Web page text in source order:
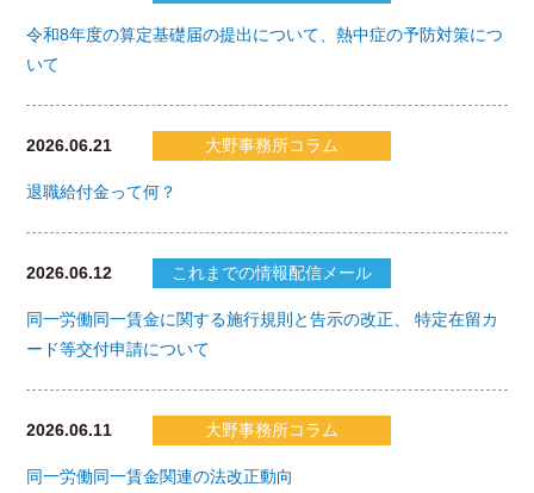
令和8年度の算定基礎届の提出について、熱中症の予防対策につ
いて
2026.06.21 大野事務所コラム
退職給付金って何？
2026.06.12 これまでの情報配信メール
同一労働同一賃金に関する施行規則と告示の改正、 特定在留カ
ード等交付申請について
2026.06.11 大野事務所コラム
同一労働同一賃金関連の法改正動向